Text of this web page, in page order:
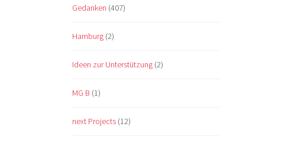
Gedanken (407)
Hamburg (2)
Ideen zur Unterstützung (2)
MG B (1)
next Projects (12)